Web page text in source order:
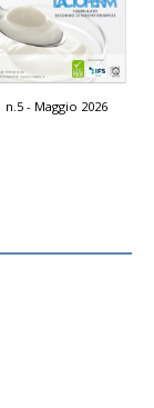
n.5 - Maggio 2026